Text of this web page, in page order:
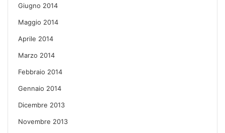
Giugno 2014
Maggio 2014
Aprile 2014
Marzo 2014
Febbraio 2014
Gennaio 2014
Dicembre 2013
Novembre 2013